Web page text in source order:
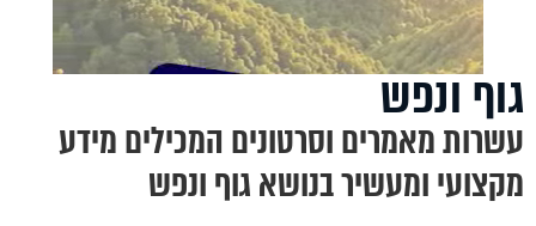
גוף ונפש
עשרות מאמרים וסרטונים המכילים מידע
מקצועי ומעשיר בנושא גוף ונפש